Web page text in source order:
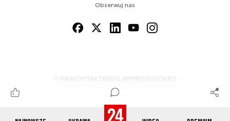
Obserwuj nas
O NAS KONTAKTREGULAMINRSS COOKIES